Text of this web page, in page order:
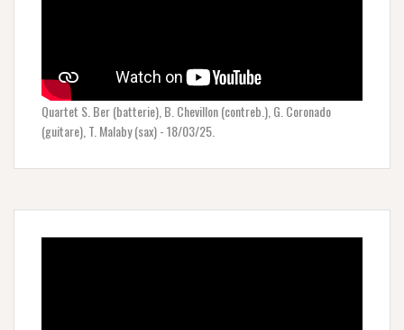
Quartet S. Ber (batterie), B. Chevillon (contreb.), G. Coronado
(guitare), T. Malaby (sax) - 18/03/25.